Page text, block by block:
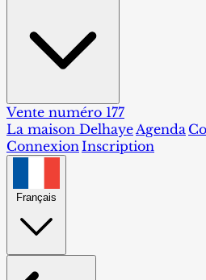
Vente numéro 177
La maison DelhayeAgenda
ConnexionInscription
Français